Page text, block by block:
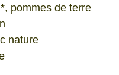
pommes de terre
nature